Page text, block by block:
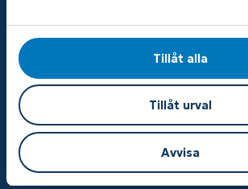
Tillåt alla
Tillåt urval
Avvisa
ForMotion Ortopedteknik
sortiment av unikt framtagna
som är i behov av ortopediska
skoinlägg hand- eller fotledsstöd
Läs mer om oss